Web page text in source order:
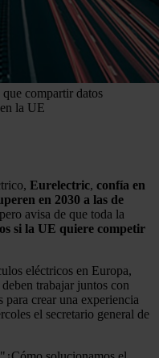
compartir datos
la UE
Eurelectric, confía en
en 2030 a las de
pero avisa de que toda la
si la UE quiere competir
eléctricos en Europa,
trabajar juntos con
para crear una experiencia
el secretario general de